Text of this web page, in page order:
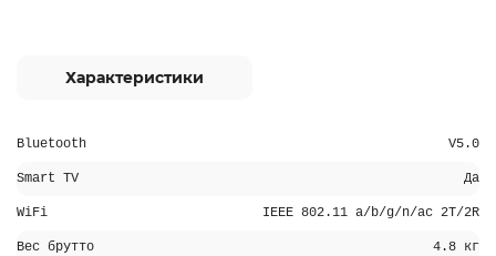
Характеристики
Bluetooth V5.0
Smart TV Да
WiFi IEEE 802.11 a/b/g/n/ac 2T/2R
Вес брутто 4.8 кг